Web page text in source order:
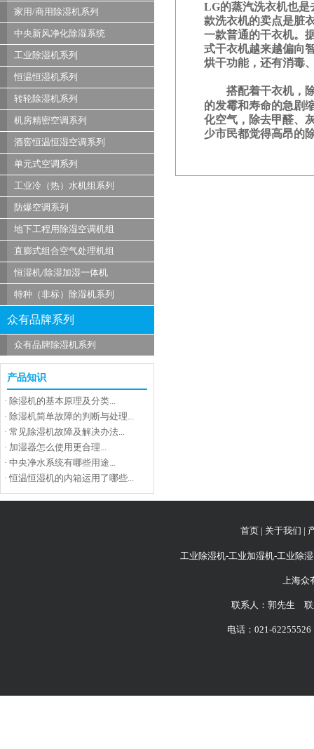
家用/商用除湿机系列
中央新风净化除湿系统
工业除湿机系列
恒温恒湿机系列
转轮除湿机系列
机房精密空调系列
酒窖恒温恒湿空调系列
单元式空调系列
工业冷（热）水机组系列
防爆空调系列
地下工程用除湿空调机组
直膨式组合空气处理机组
恒湿机/除湿加湿一体机
特种（非标）除湿机系列
众有品牌系列
众有品牌除湿机系列
产品知识
· 除湿机的基本原理及分类...
· 除湿机简单故障的判断与处理...
· 常见除湿机故障及解决办法...
· 加湿器怎么使用更合理...
· 中央净水系统有哪些用途...
· 恒温恒湿机的内箱运用了哪些...
LG的蒸汽洗衣机也
款洗衣机的卖点是脏
一款普通的干衣机。
式干衣机越来越偏向
烘干功能，还有消毒
搭配着干衣机，除
的发霉和寿命的急剧
化空气，除去甲醛、
少市民都觉得高昂的
首页 | 关于我们 |
工业除湿机-工业加湿机-工业除
上海众
联系人：郭先生 联
电话：021-